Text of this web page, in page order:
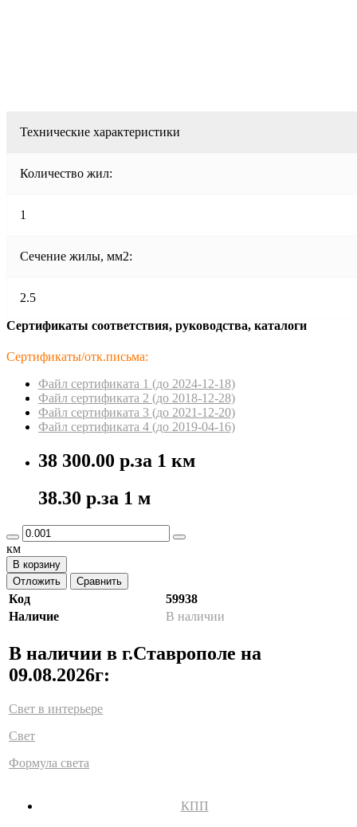
Технические характеристики
Количество жил:
1
Сечение жилы, мм2:
2.5
Сертификаты соответствия, руководства, каталоги
Сертификаты/отк.письма:
Файл сертификата 1 (до 2024-12-18)
Файл сертификата 2 (до 2018-12-28)
Файл сертификата 3 (до 2021-12-20)
Файл сертификата 4 (до 2019-04-16)
38 300.00 р.за 1 км
38.30 р.за 1 м
км
В корзину
Отложить
Сравнить
Код
59938
Наличие
В наличии
В наличии в г.Ставрополе на
09.08.2026г:
Свет в интерьере
Свет
Формула света
КПП